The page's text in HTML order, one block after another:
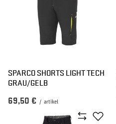
SPARCO SHORTS LIGHT TECH
GRAU/GELB
69,50 € / artikel